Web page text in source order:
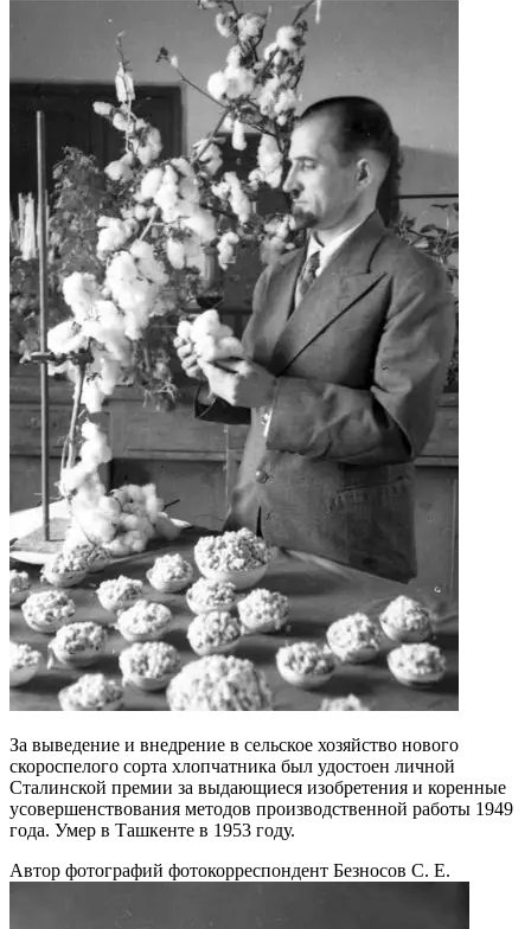
За выведение и внедрение в сельское хозяйство нового
скороспелого сорта хлопчатника был удостоен личной
Сталинской премии за выдающиеся изобретения и коренные
усовершенствования методов производственной работы 1949
года. Умер в Ташкенте в 1953 году.
Автор фотографий фотокорреспондент Безносов С. Е.